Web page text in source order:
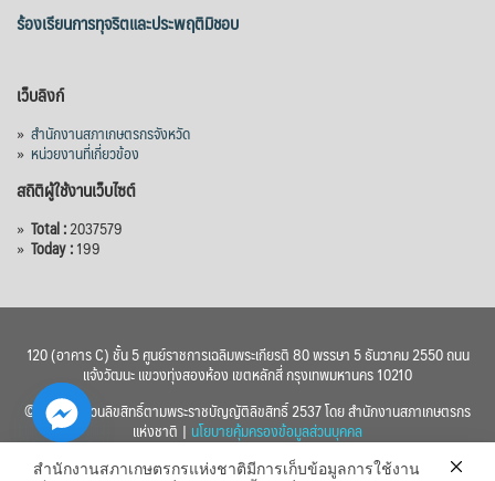
ร้องเรียนการทุจริตและประพฤติมิชอบ
เว็บลิงก์
» สำนักงานสภาเกษตรกรจังหวัด
» หน่วยงานที่เกี่ยวข้อง
สถิติผู้ใช้งานเว็บไซต์
» Total :2037579
» Today :199
120 (อาคาร C) ชั้น 5 ศูนย์ราชการเฉลิมพระเกียรติ 80 พรรษา 5 ธันวาคม 2550 ถนน
แจ้งวัฒนะ แขวงทุ่งสองห้อง เขตหลักสี่ กรุงเทพมหานคร 10210
© 2560 สงวนลิขสิทธิ์ตามพระราชบัญญัติลิขสิทธิ์ 2537 โดย สำนักงานสภาเกษตรกร
แห่งชาติ | นโยบายคุ้มครองข้อมูลส่วนบุคคล
สำนักงานสภาเกษตรกรแห่งชาติมีการเก็บข้อมูลการใช้งาน